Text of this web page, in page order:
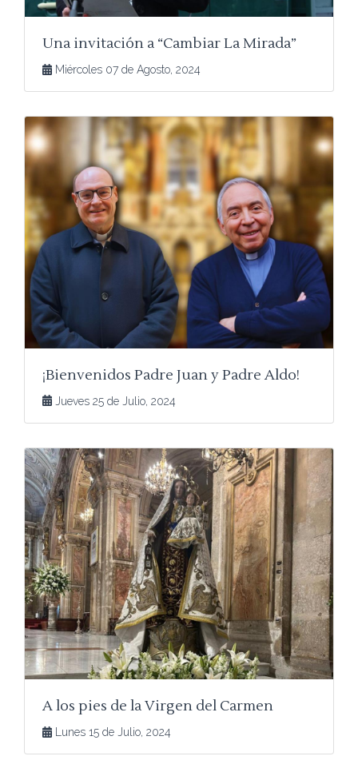
Una invitación a “Cambiar La Mirada”
Miércoles 07 de Agosto, 2024
¡Bienvenidos Padre Juan y Padre Aldo!
Jueves 25 de Julio, 2024
A los pies de la Virgen del Carmen
Lunes 15 de Julio, 2024